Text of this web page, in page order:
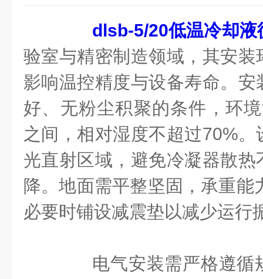
dlsb-5/20低温冷却液
验室与精密制造领域，其安
影响温控精度与设备寿命。
好、无粉尘积聚的条件，环
之间，相对湿度不超过70%
光直射区域，避免冷凝器散
降。地面需平整坚固，承重能
必要时铺设减震垫以减少运行
电气安装需严格遵循